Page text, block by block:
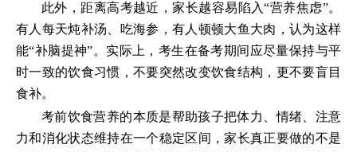
此外，距离高考越近，家长越容易陷入“营养焦虑”。
有人每天炖补汤、吃海参，有人顿顿大鱼大肉，认为这样
能“补脑提神”。实际上，考生在备考期间应尽量保持与平
时一致的饮食习惯，不要突然改变饮食结构，更不要盲目
食补。
考前饮食营养的本质是帮助孩子把体力、情绪、注意
力和消化状态维持在一个稳定区间，家长真正要做的不是